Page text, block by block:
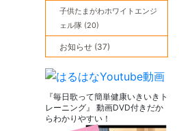
子供たまがわホワイトエンジ
ェル隊 (20)
お知らせ (37)
『毎日歌って簡単健康いきいきト
レーニング』 動画DVD付きだか
らわかりやすい！